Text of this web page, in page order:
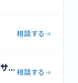
相談する
不動産セクター向けコンサルティング・DXサービス 相談する